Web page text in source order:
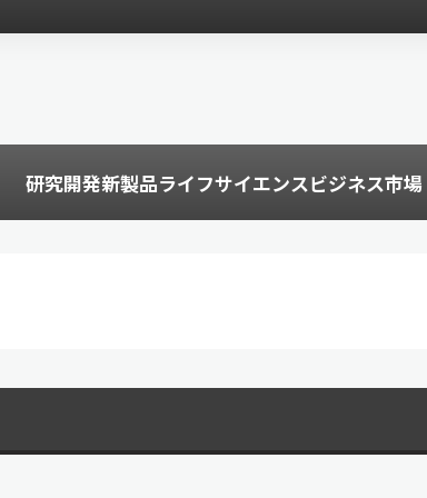
研究開発新製品ライフサイエンスビジネス市